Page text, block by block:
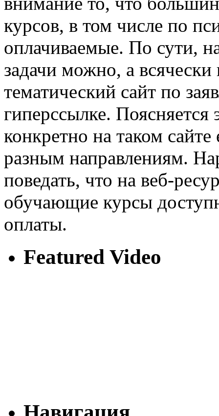
курсов, в том числе по
оплачиваемые. По сути,
задачи можно, а
тематический сайт по
гиперссылке.
конкретно на таком
разным направлениям.
поведать, что на веб-
обучающие курсы
оплаты.
Featured Video